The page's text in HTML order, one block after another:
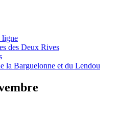
ligne
des Deux Rives
la Barguelonne et du Lendou